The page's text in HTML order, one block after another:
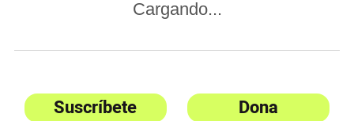
Cargando...
Suscríbete Dona